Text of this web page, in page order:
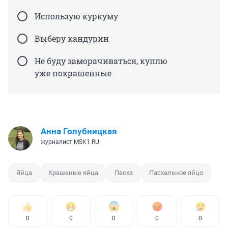
Использую куркуму
Выберу кандурин
Не буду заморачиваться, куплю
уже покрашенные
Анна Голубницкая
журналист MSK1.RU
Яйца Крашеные яйца Пасха Пасхальное яйцо
0 0 0 0 0